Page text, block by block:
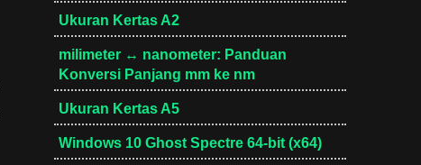
Ukuran Kertas A2
milimeter ↔ nanometer: Panduan
Konversi Panjang mm ke nm
Ukuran Kertas A5
Windows 10 Ghost Spectre 64-bit (x64)